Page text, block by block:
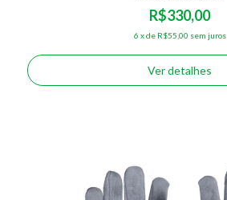
R$330,00
6 xde R$55,00 sem juros
Ver detalhes